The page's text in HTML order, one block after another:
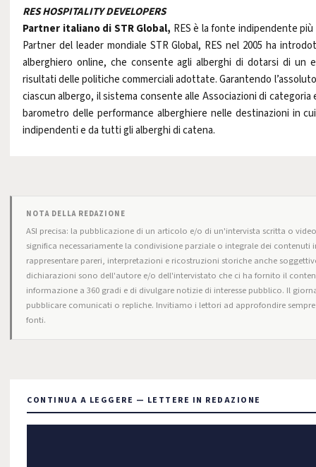
RES HOSPITALITY DEVELOPERS
Partner italiano di STR Global, RES è la fonte indipendente
Partner del leader mondiale STR Global, RES nel 2005 ha
alberghiero online, che consente agli alberghi di dotarsi di un
risultati delle politiche commerciali adottate. Garantendo
ciascun albergo, il sistema consente alle Associazioni di
barometro delle performance alberghiere nelle destinazioni in
indipendenti e da tutti gli alberghi di catena.
NOTA DELLA REDAZIONE
ASI precisa: la pubblicazione di un articolo e/o di un'intervista scritta o
significa necessariamente la condivisione parziale o integrale dei contenuti
rappresentare pareri, interpretazioni e ricostruzioni storiche anche
dichiarazioni sono dell'autore e/o dell'intervistato che ci ha fornito il
informazione a 360 gradi e di divulgare notizie di interesse pubblico. Il
pubblicare comunicati o repliche. Invitiamo i lettori ad approfondire
fonti.
CONTINUA A LEGGERE — LETTERE IN REDAZIONE